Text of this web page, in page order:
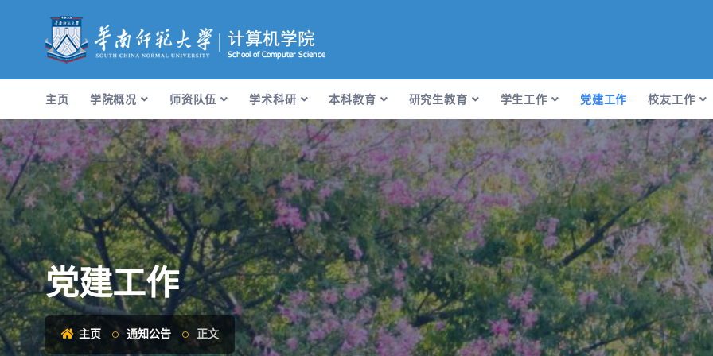
主页 学院概况 师资队伍 学术科研 本科教育 研究生教育 学生工作 党建工作 校友工作
党建工作
主页 通知公告 正文